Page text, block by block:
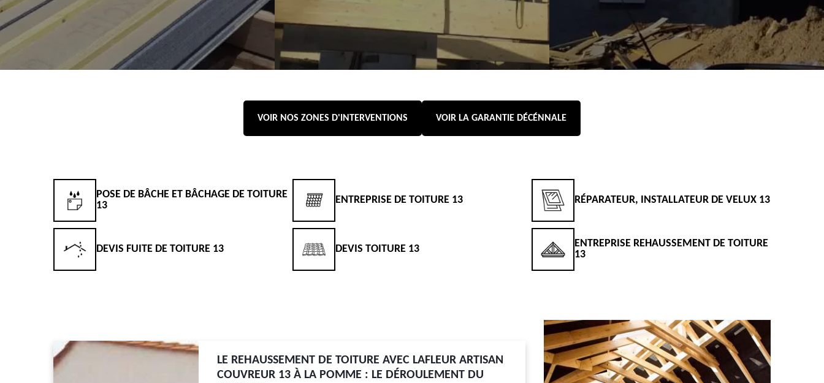
VOIR NOS ZONES D'INTERVENTIONS VOIR LA GARANTIE DÉCÉNNALE
POSE DE BÂCHE ET BÂCHAGE DE TOITURE
13
DEVIS FUITE DE TOITURE 13
ENTREPRISE DE TOITURE 13
DEVIS TOITURE 13
RÉPARATEUR, INSTALLATEUR DE VELUX 13
ENTREPRISE REHAUSSEMENT DE TOITURE
13
LE REHAUSSEMENT DE TOITURE AVEC LAFLEUR ARTISAN
COUVREUR 13 À LA POMME : LE DÉROULEMENT DU